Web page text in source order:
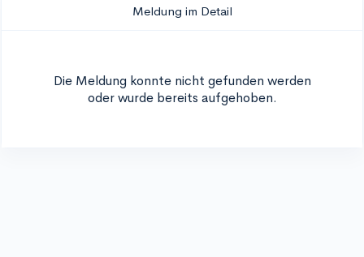
Meldung im Detail
Die Meldung konnte nicht gefunden werden
oder wurde bereits aufgehoben.